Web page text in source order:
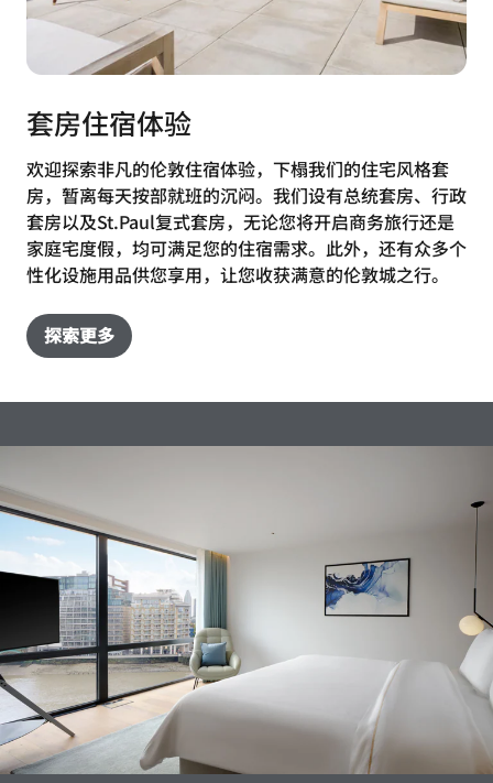
套房住宿体验
欢迎探索非凡的伦敦住宿体验，下榻我们的住宅风格套
房，暂离每天按部就班的沉闷。我们设有总统套房、行政
套房以及St.Paul复式套房，无论您将开启商务旅行还是
家庭宅度假，均可满足您的住宿需求。此外，还有众多个
性化设施用品供您享用，让您收获满意的伦敦城之行。
探索更多